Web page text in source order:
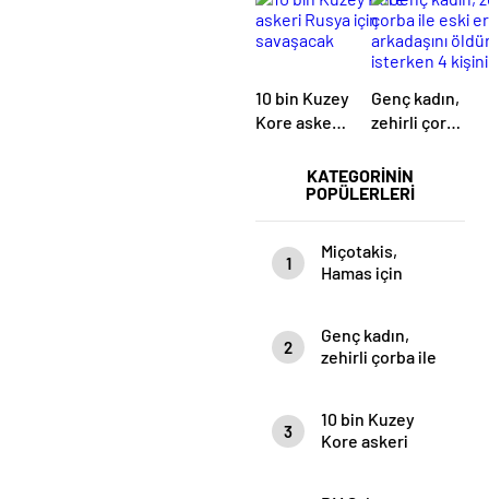
KATEGORİNİN
POPÜLERLERİ
1
Miçotakis,
Hamas için
Erdoğan
devreye girdi
2
Genç kadın,
zehirli çorba ile
öldürmek
isterken 4
3
10 bin Kuzey
Kore askeri
saldırı olacak
10 bin Kuzey
Kore askeri
savaşacak
Genç kadın,
zehirli çorba
erkek
arkadaşını
öldürmek
isterken 4
kişinin daha
ölmesine